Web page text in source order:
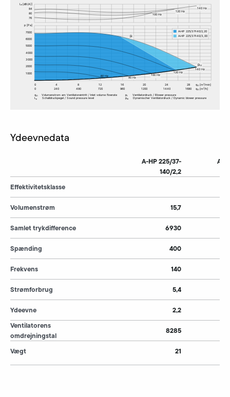
Ydeevnedata
Effektivitetsklasse
Volumenstrøm
Samlet trykdifference
Spænding
Frekvens
Strømforbrug
Ydeevne
Ventilatorens
omdrejningstal
Vægt
A-HP 225/37-
140/2,2
15,7
6930
400
140
5,4
2,2
8285
21
A-